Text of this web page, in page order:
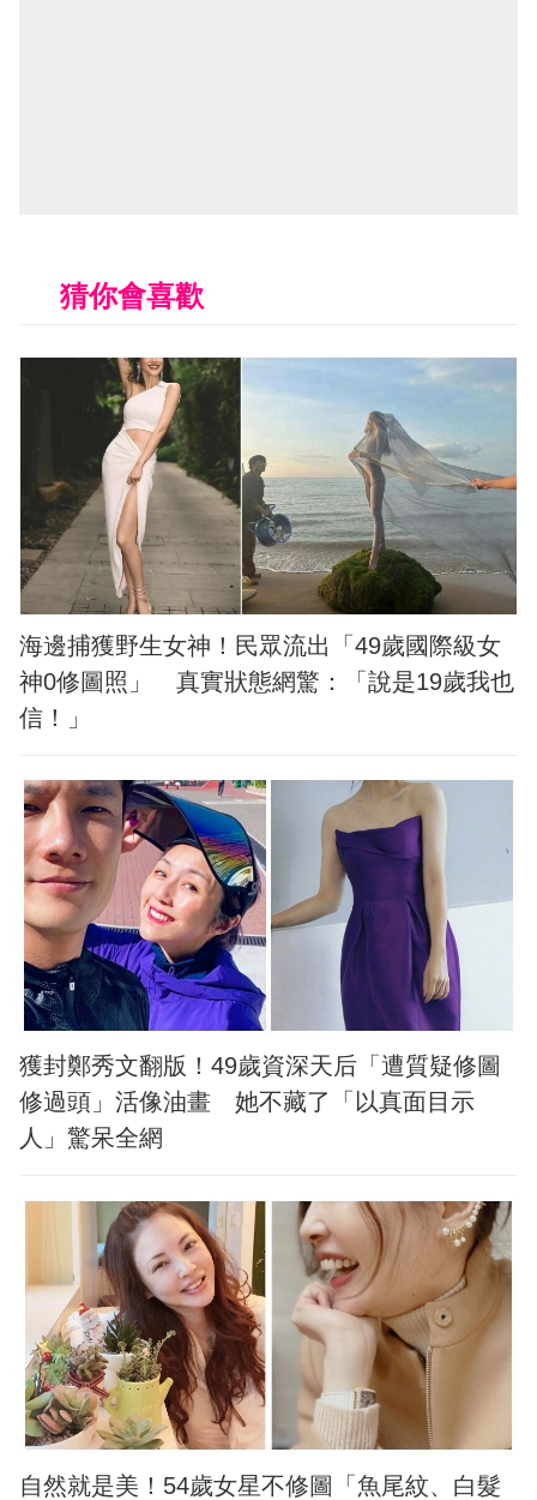
猜你會喜歡
海邊捕獲野生女神！民眾流出「49歲國際級女
神0修圖照」 真實狀態網驚：「說是19歲我也
信！」
獲封鄭秀文翻版！49歲資深天后「遭質疑修圖
修過頭」活像油畫 她不藏了「以真面目示
人」驚呆全網
自然就是美！54歲女星不修圖「魚尾紋、白髮